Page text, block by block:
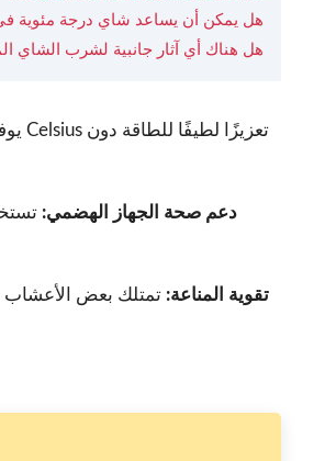
2. هل يمكن أن يساعد شاي درجة مئوية
3. هل هناك أي آثار جانبية لشرب الشاي
- دعم صحة الجهاز الهضمي:
- تقوية المناعة: تمتلك بعض الأعشاب